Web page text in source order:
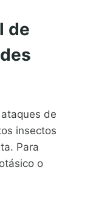
de
de
insectos
Para
o